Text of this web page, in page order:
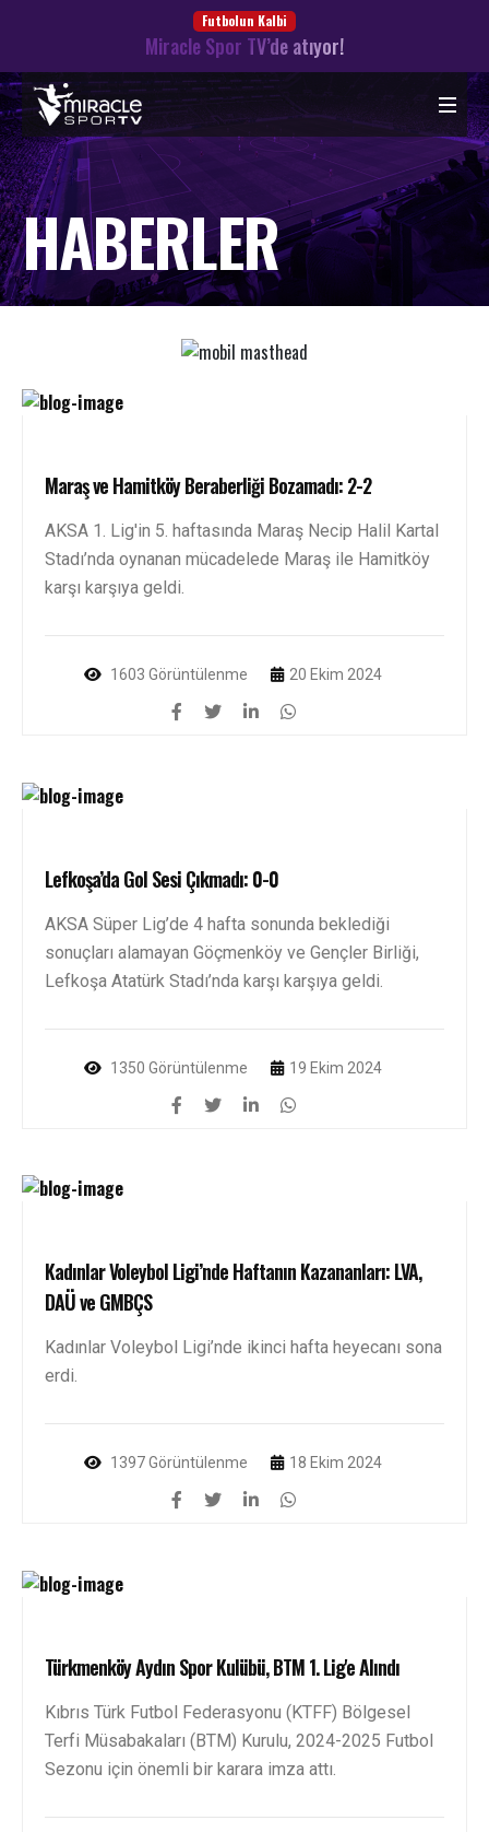
Futbolun Kalbi
Miracle Spor TV’de atıyor!
HABERLER
Maraş ve Hamitköy Beraberliği Bozamadı: 2-2
AKSA 1. Lig'in 5. haftasında Maraş Necip Halil Kartal
Stadı’nda oynanan mücadelede Maraş ile Hamitköy
karşı karşıya geldi.
1603 Görüntülenme 20 Ekim 2024
Lefkoşa’da Gol Sesi Çıkmadı: 0-0
AKSA Süper Lig’de 4 hafta sonunda beklediği
sonuçları alamayan Göçmenköy ve Gençler Birliği,
Lefkoşa Atatürk Stadı’nda karşı karşıya geldi.
1350 Görüntülenme 19 Ekim 2024
Kadınlar Voleybol Ligi’nde Haftanın Kazananları: LVA,
DAÜ ve GMBÇS
Kadınlar Voleybol Ligi’nde ikinci hafta heyecanı sona
erdi.
1397 Görüntülenme 18 Ekim 2024
Türkmenköy Aydın Spor Kulübü, BTM 1. Lig'e Alındı
Kıbrıs Türk Futbol Federasyonu (KTFF) Bölgesel
Terfi Müsabakaları (BTM) Kurulu, 2024-2025 Futbol
Sezonu için önemli bir karara imza attı.